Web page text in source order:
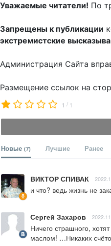
Уважаемые читатели! По
Запрещены к публикации
экстремистские
Администрация Сайта
Размещение ссылок на
1 / 1
Новые (7) Лучшие Ранее
ВИКТОР СПИВАК
и что? ведь жизнь не
Сергей Захаров
Ничего страшного,
маслом! …Никаких